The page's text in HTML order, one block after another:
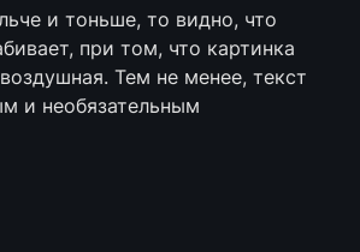
и тоньше, то видно, что
при том, что картинка
Тем не менее, текст
и необязательным